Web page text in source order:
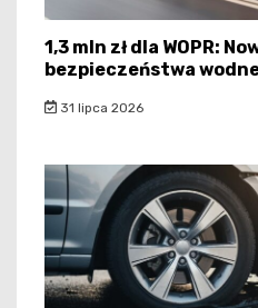
1,3 mln zł dla WOPR:
bezpieczeństwa
31 lipca 2026